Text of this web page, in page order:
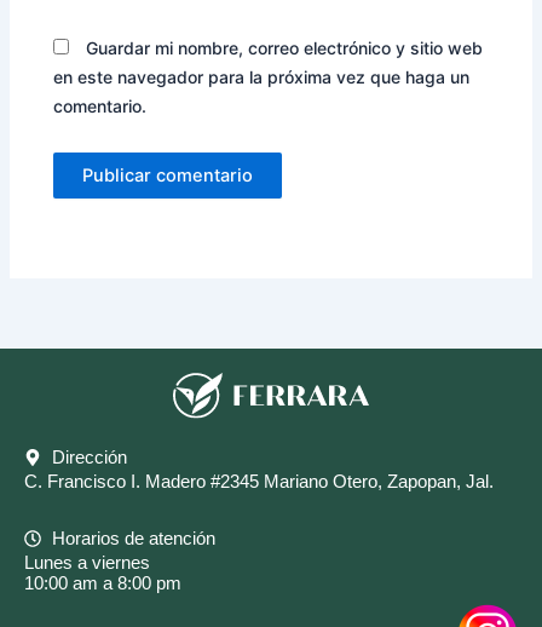
Guardar mi nombre, correo electrónico y sitio web
en este navegador para la próxima vez que haga un
comentario.
Dirección
C. Francisco I. Madero #2345 Mariano Otero, Zapopan, Jal.
Horarios de atención
Lunes a viernes
10:00 am a 8:00 pm